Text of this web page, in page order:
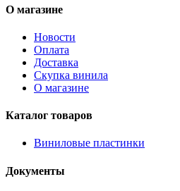
О магазине
Новости
Оплата
Доставка
Скупка винила
О магазине
Каталог товаров
Виниловые пластинки
Документы